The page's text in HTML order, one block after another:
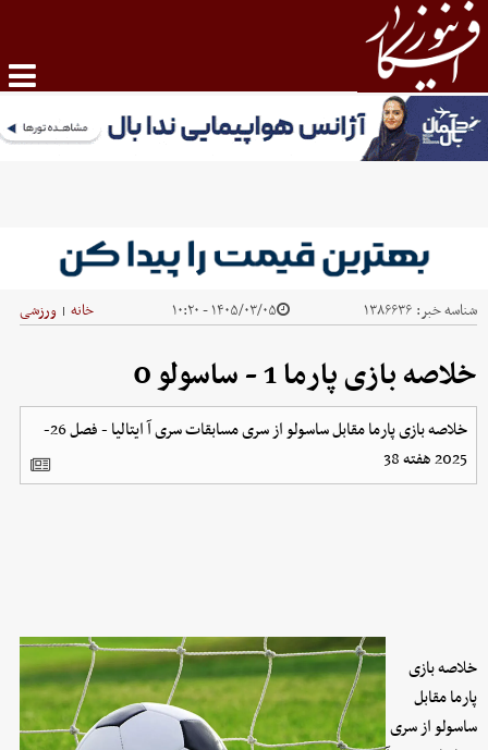
شناسه خبر: ۱۳۸۶۶۳۶ ۱۴۰۵/۰۳/۰۵ - ۱۰:۲۰ خانه | ورزشی
خلاصه بازی پارما 1 - ساسولو 0
خلاصه بازی پارما مقابل ساسولو از سری مسابقات سری آ ایتالیا - فصل 26-
2025 هفته 38
خلاصه بازی
پارما مقابل
ساسولو از سری